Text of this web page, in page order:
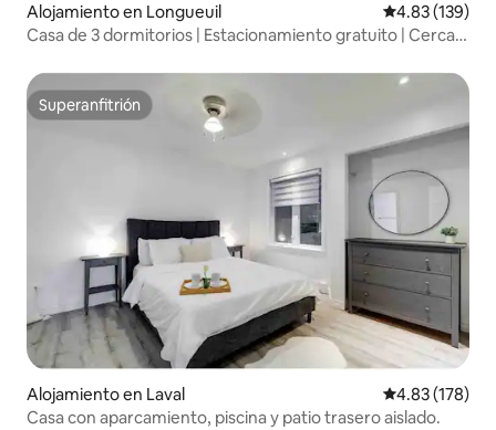
Alojamiento en Longueuil Calificación
4.83 (139)
Casa de 3 dormitorios | Estacionamiento gratuito | Cerca
Superanfitrión
Superanfitrión
Alojamiento en Laval Calificación
4.83 (178)
Casa con aparcamiento, piscina y patio trasero aislado.